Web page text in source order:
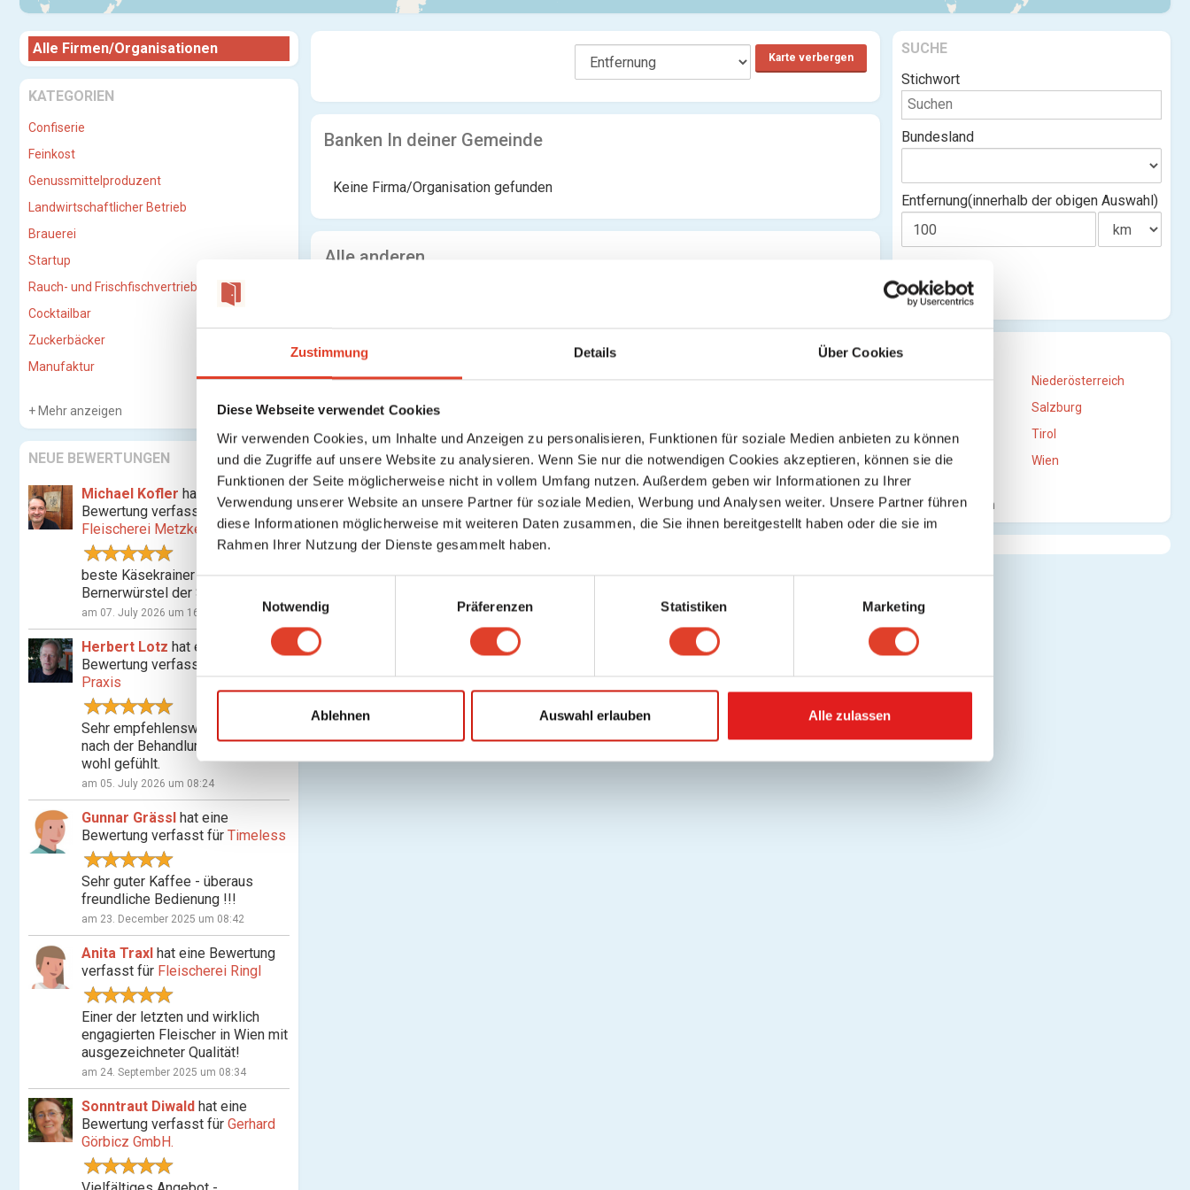
Zustimmung Details Über Cookies
Diese Webseite verwendet Cookies
Wir verwenden Cookies, um Inhalte und Anzeigen zu personalisieren, Funktionen für soziale Medien anbieten zu können
und die Zugriffe auf unsere Website zu analysieren. Wenn Sie nur die notwendigen Cookies akzeptieren, können sie die
Funktionen der Seite möglicherweise nicht in vollem Umfang nutzen. Außerdem geben wir Informationen zu Ihrer
Verwendung unserer Website an unsere Partner für soziale Medien, Werbung und Analysen weiter. Unsere Partner führen
diese Informationen möglicherweise mit weiteren Daten zusammen, die Sie ihnen bereitgestellt haben oder die sie im
Rahmen Ihrer Nutzung der Dienste gesammelt haben.
E
i
n
w
i
i
g
u
n
g
s
u
s
w
a
h
Notwendig Präferenzen Statistiken Marketing
Ablehnen Auswahl erlauben Alle zulassen
Alle Firmen/Organisationen
KATEGORIEN
Confiserie
Feinkost
Genussmittelproduzent
Landwirtschaftlicher Betrieb
Brauerei
Startup
Rauch- und Frischfischvertriebs-GmbH
Cocktailbar
Zuckerbäcker
Manufaktur
Mehr anzeigen
NEUE BEWERTUNGEN
Michael Kofler hat eine
Bewertung verfasst für
Fleischerei Metzker
beste Käsekrainer und
Bernerwürstel der Stadt
am 07. July 2026 um 16:07
Herbert Lotz hat eine
Bewertung verfasst für
Praxis
Sehr empfehlenswert! Habe mich
nach der Behandlung nachhaltig
wohl gefühlt.
am 05. July 2026 um 08:24
Gunnar Grässl hat eine
Bewertung verfasst für Timeless
Sehr guter Kaffee - überaus
freundliche Bedienung !!!
am 23. December 2025 um 08:42
Anita Traxl hat eine Bewertung
verfasst für Fleischerei Ringl
Einer der letzten und wirklich
engagierten Fleischer in Wien mit
ausgezeichneter Qualität!
am 24. September 2025 um 08:34
Sonntraut Diwald hat eine
Bewertung verfasst für Gerhard
Görbicz GmbH.
SUCHE
Stichwort
Bundesland
Entfernung(innerhalb der obigen Auswahl)
STANDORTE
Burgenland
Niederösterreich
Salzburg
Steiermark
Tirol
Vorarlberg
Wien
Mehr anzeigen
Karte verbergen
Banken In deiner Gemeinde
Keine Firma/Organisation gefunden
Alle anderen
Raiffeisenlandesbank Andromeda Tower
Banken
Donau-City-Straße 6, 1220 Wien 22., Donaustadt, Wien, Österreich
5591.55 km entfernt
0 Bewertungen